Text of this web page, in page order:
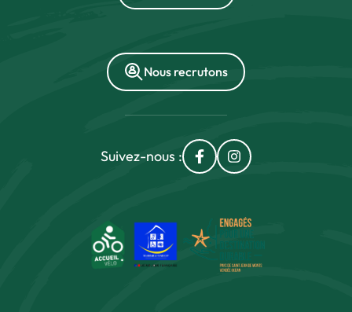
Nous recrutons
Suivez-nous : Lien vers le compte
Lien vers le